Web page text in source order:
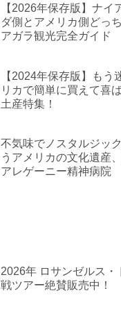
【2026年保存版】ナイ
ダ側とアメリカ側どっ
アガラ観光完全ガイド
【2024年保存版】もう
リカで簡単に買えて喜
土産特集！
不気味でノスタルジッ
うアメリカの文化遺産
アレゲーニー精神病院
2026年 ロサンゼルス・
戦ツアー絶賛販売中！